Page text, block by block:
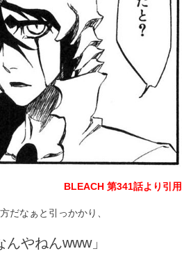
BLEACH 第341話より引用
だなぁと引っかかり、
んやねんwww」